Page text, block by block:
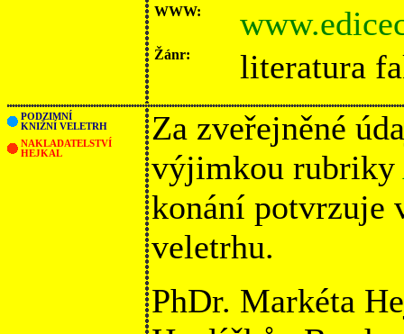
WWW:
Žánr: literatura
PODZIMNÍ
KNIŽNÍ VELETRH
NAKLADATELSTVÍ
HEJKAL
Za zveřejněné
výjimkou rubriky
konání potvrzuje
veletrhu.
PhDr. Markéta